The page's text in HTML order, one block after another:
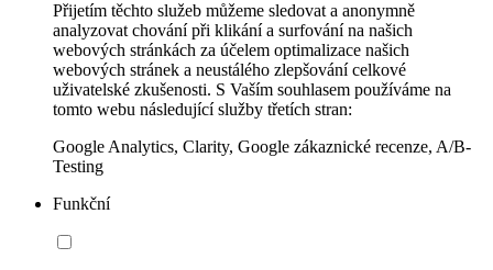
Přijetím těchto služeb můžeme sledovat a anonymně
analyzovat chování při klikání a surfování na našich
webových stránkách za účelem optimalizace našich
webových stránek a neustálého zlepšování celkové
uživatelské zkušenosti. S Vaším souhlasem používáme na
tomto webu následující služby třetích stran:
Google Analytics, Clarity, Google zákaznické recenze, A/B-
Testing
Funkční